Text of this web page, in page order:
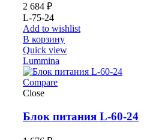
2 684 ₽
L-75-24
Add to wishlist
В корзину
Quick view
Lummina
Compare
Close
Блок питания L-60-24